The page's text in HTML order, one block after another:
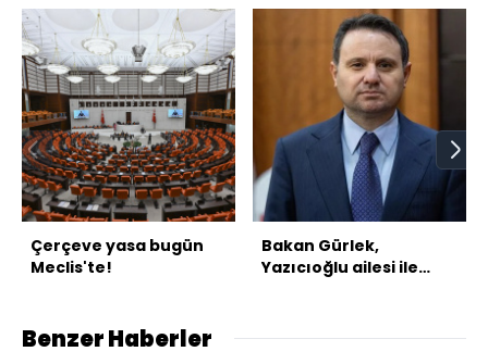
Çerçeve yasa bugün
Meclis'te!
Bakan Gürlek,
Yazıcıoğlu ailesi ile
Benzer Haberler